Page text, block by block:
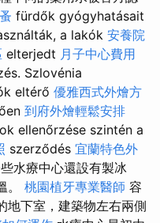
fürdők gyógyhatásait
a lakók 安養院
elterjedt 月子中心費用
Szlovénia
eltérő 優雅西式外燴方
到府外燴輕鬆安排
ellenőrzése szintén a
szerződés 宜蘭特色外
水療中心還設有製冰
。 桃園植牙專業醫師 容
地下室，建築物左右兩側